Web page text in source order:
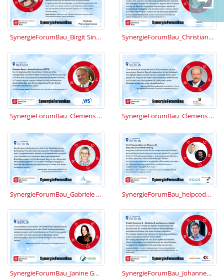
SynergieForumBau_Birgit Sinnigen.jpg SynergieForumBau_Christian Kreyenschmidt.jpg
SynergieForumBau_Clemens Gause.jpg SynergieForumBau_Clemens Schickel.JPG
SynergieForumBau_Gabriele Seitz.jpg SynergieForumBau_helpcode.ai.jpg
SynergieForumBau_Janine Gölz.jpg SynergieForumBau_Johannes Diemer.jpg